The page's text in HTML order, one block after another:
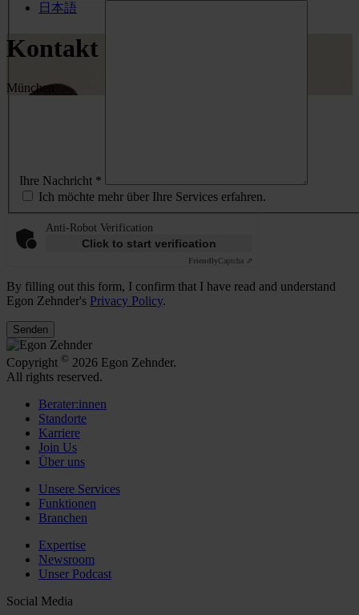
日本語
Kontakt
München
Ihre Nachricht *
Ich möchte mehr über Ihre Services erfahren.
Anti-Robot Verification
Click to start verification
FriendlyCaptcha ⇗
By filling out this form, I confirm that I have read and understand
Egon Zehnder's Privacy Policy.
Senden
Copyright © 2026 Egon Zehnder.
All rights reserved.
Berater:innen
Standorte
Karriere
Join Us
Über uns
Unsere Services
Funktionen
Branchen
Expertise
Newsroom
Unser Podcast
Social Media